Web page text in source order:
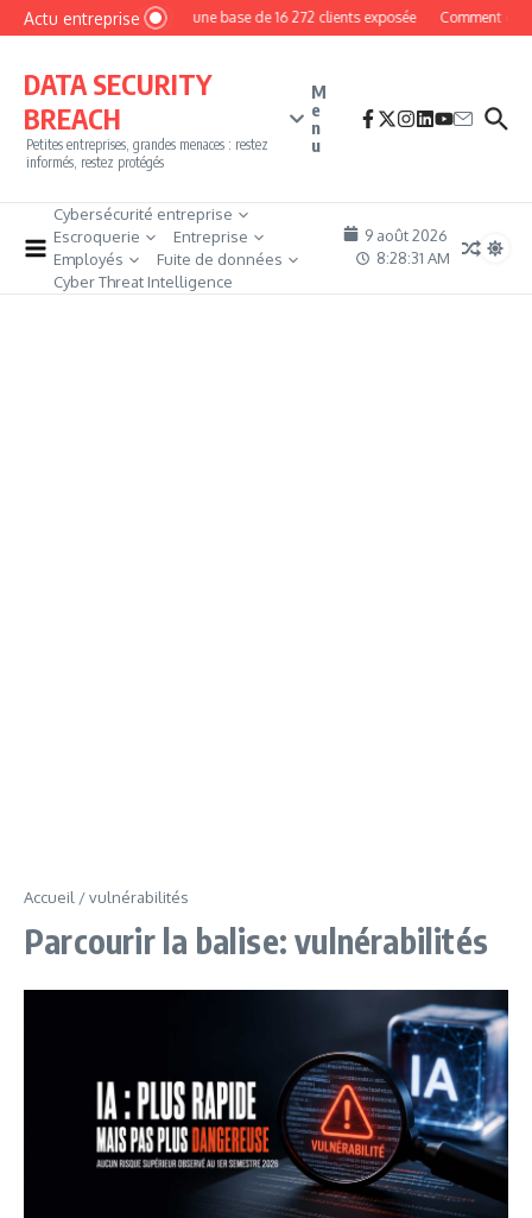
Aller au contenu
Actu entrepriseMyPhoto : une base de 16 272 clients exposée Comment
DATA SECURITY
BREACH
Petites entreprises, grandes menaces : restez
informés, restez protégés
M
e
n
u
Cybersécurité entreprise
Escroquerie
Entreprise
Employés
Fuite de données
Cyber Threat Intelligence
9 août 2026
8:28:32 AM
Accueil /vulnérabilités
Parcourir la balise: vulnérabilités